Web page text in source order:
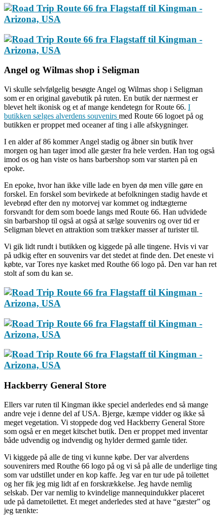
Angel og Wilmas shop i Seligman
Vi skulle selvfølgelig besøgte Angel og Wilmas shop i Seligman
som er en original gavebutik på ruten. En butik der nærmest er
blevet helt ikonisk og et af mange kendetegn for Route 66. I
butikken sælges alverdens souvenirs med Route 66 logoet på og
butikken er proppet med oceaner af ting i alle afskygninger.
I en alder af 86 kommer Angel stadig og åbner sin butik hver
morgen og han tager imod alle gæster fra hele verden. Han tog også
imod os og han viste os hans barbershop som var starten på en
epoke.
En epoke, hvor han ikke ville lade en byen dø men ville gøre en
forskel. En forskel som bevirkede at befolkningen stadig havde et
levebrød efter den ny motorvej var kommet og indtægterne
forsvandt for dem som boede langs med Route 66. Han udvidede
sin barbarshop til også at også at sælge souvenirs og over tid er
Seligman blevet en attraktion som trækker masser af turister til.
Vi gik lidt rundt i butikken og kiggede på alle tingene. Hvis vi var
på udkig efter en souvenirs var det stedet at finde den. Det eneste vi
købte, var Tores nye kasket med Routhe 66 logo på. Den var han ret
stolt af som du kan se.
Hackberry General Store
Ellers var ruten til Kingman ikke speciel anderledes end så mange
andre veje i denne del af USA. Bjerge, kæmpe vidder og ikke så
meget vegetation. Vi stoppede dog ved Hackberry General Store
som også er en meget kitschet butik. Den er proppet med inventar
både udvendig og indvendig og hylder dermed gamle tider.
Vi kiggede på alle de ting vi kunne købe. Der var alverdens
souvenirers med Routhe 66 logo på og vi så på alle de underlige ting
som var udstillet under en kop kaffe. Jeg var en tur ude på toilettet
og her fik jeg mig lidt af en forskrækkelse. Jeg havde nemlig
selskab. Der var nemlig to kvindelige mannequindukker placeret
ude på dametoilettet. Et meget anderledes sted at have “gæster” og
jeg tænkte: